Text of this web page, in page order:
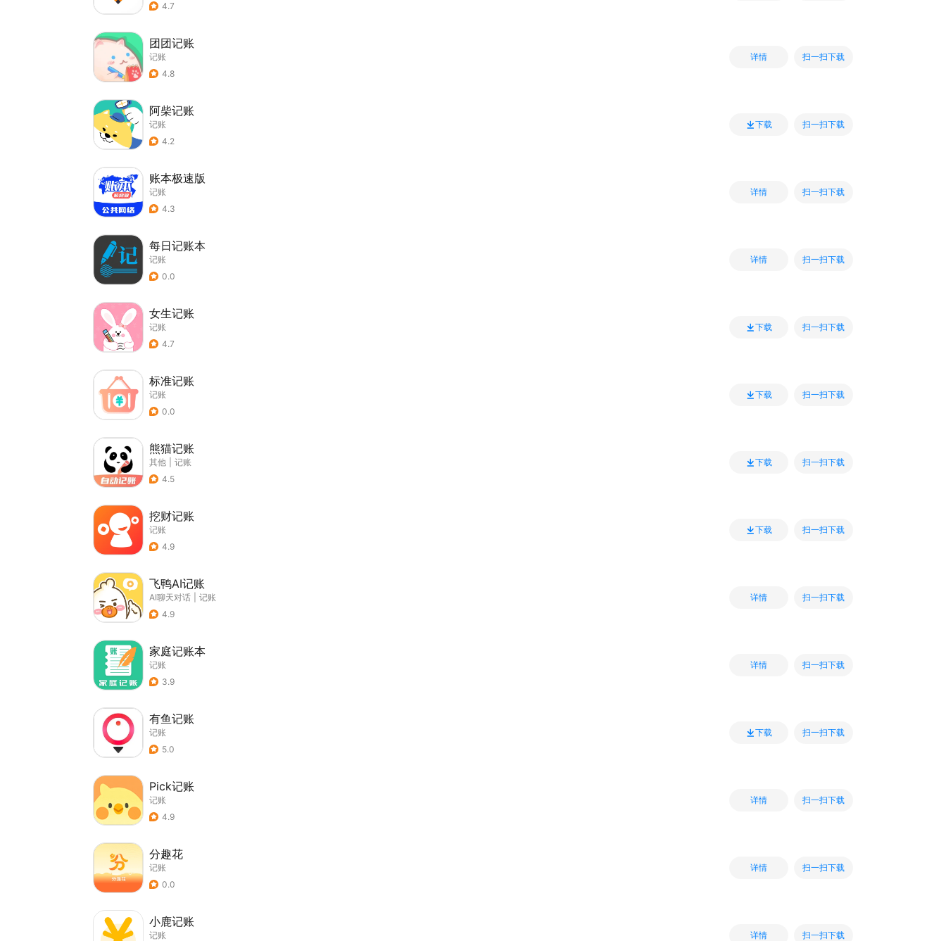
4.7
团团记账
记账
4.8
详情 扫一扫下载
阿柴记账
记账
4.2
下载 扫一扫下载
账本极速版
记账
4.3
详情 扫一扫下载
每日记账本
记账
0.0
详情 扫一扫下载
女生记账
记账
4.7
下载 扫一扫下载
标准记账
记账
0.0
下载 扫一扫下载
熊猫记账
其他
记账
4.5
下载 扫一扫下载
挖财记账
记账
4.9
下载 扫一扫下载
飞鸭AI记账
AI聊天对话
记账
4.9
详情 扫一扫下载
家庭记账本
记账
3.9
详情 扫一扫下载
有鱼记账
记账
5.0
下载 扫一扫下载
Pick记账
记账
4.9
详情 扫一扫下载
分趣花
记账
0.0
详情 扫一扫下载
小鹿记账
记账
详情 扫一扫下载